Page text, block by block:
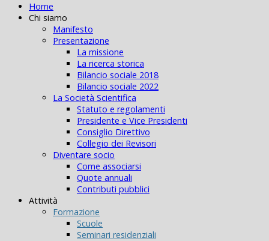
Home
Chi siamo
Manifesto
Presentazione
La missione
La ricerca storica
Bilancio sociale 2018
Bilancio sociale 2022
La Società Scientifica
Statuto e regolamenti
Presidente e Vice Presidenti
Consiglio Direttivo
Collegio dei Revisori
Diventare socio
Come associarsi
Quote annuali
Contributi pubblici
Attività
Formazione
Scuole
Seminari residenziali